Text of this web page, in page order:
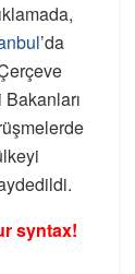
’da
Bakanları
syntax!